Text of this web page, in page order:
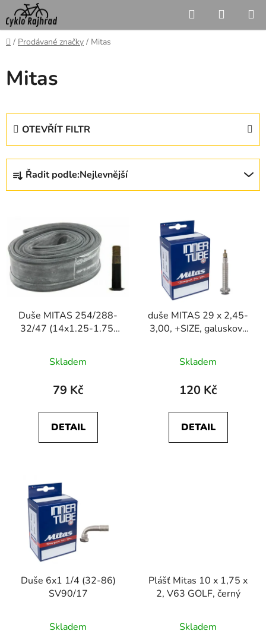
Přejít
na
obsah
Hledat
KOŠÍK
Domů
/ Prodávané značky / Mitas
Mitas
OTEVŘÍT FILTR
Ř
z
í
p
r
o
Řadit podle:Nejlevnější
p
i
s
p
Duše MITAS 254/288-
32/47 (14x1.25-1.75)
Skladem
79 Kč
DETAIL
duše MITAS 29 x 2,45-
3,00, +SIZE, galuskový
Skladem
120 Kč
DETAIL
Duše 6x1 1/4 (32-86)
SV90/17
Skladem
Plášť Mitas 10 x 1,75 x
2, V63 GOLF, černý
Skladem